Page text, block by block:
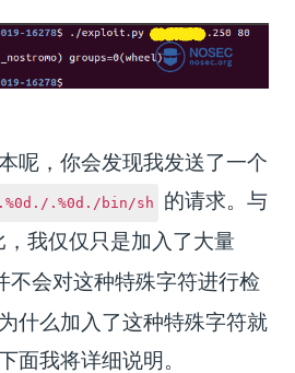
呢，你会发现我发送了一个
.%0d./bin/sh 的请求。与
，我仅仅只是加入了大量
不会对这种特殊字符进行检
什么加入了这种特殊字符就
面我将详细说明。